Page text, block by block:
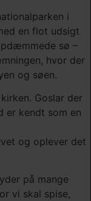
i
en flot udsigt
sø –
hvor der
og søen.
Goslar der
er kendt som en
og oplever det
på mange
vi skal spise,